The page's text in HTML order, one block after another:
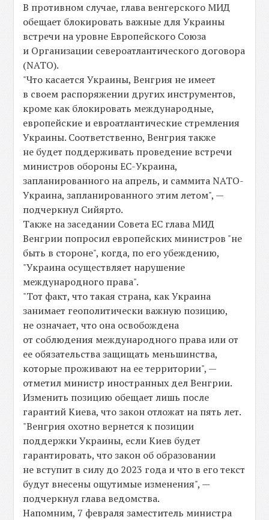
В противном случае, глава венгерского МИД
обещает блокировать важные для Украины
встречи на уровне Европейского Союза
и Организации североатлантического договора
(NATO).
"Что касается Украины, Венгрия не имеет
в своем распоряжении других инструментов,
кроме как блокировать международные,
европейские и евроатлантические стремления
Украины. Соответственно, Венгрия также
не будет поддерживать проведение встречи
министров обороны ЕС-Украина,
запланированного на апрель, и саммита NATО-
Украина, запланированного этим летом", —
подчеркнул Сийярто.
Также на заседании Совета ЕС глава МИД
Венгрии попросил европейских министров "не
быть в стороне", когда, по его убеждению,
"Украина осуществляет нарушение
международного права".
"Тот факт, что такая страна, как Украина
занимает геополитически важную позицию,
не означает, что она освобождена
от соблюдения международного права или от
ее обязательства защищать меньшинства,
которые проживают на ее территории", —
отметил министр иностранных дел Венгрии.
Изменить позицию обещает лишь после
гарантий Киева, что закон отложат на пять лет.
"Венгрия охотно вернется к позиции
поддержки Украины, если Киев будет
гарантировать, что закон об образовании
не вступит в силу до 2023 года и что в его текст
будут внесены ощутимые изменения", —
подчеркнул глава ведомства.
Напомним, 7 февраля заместитель министра